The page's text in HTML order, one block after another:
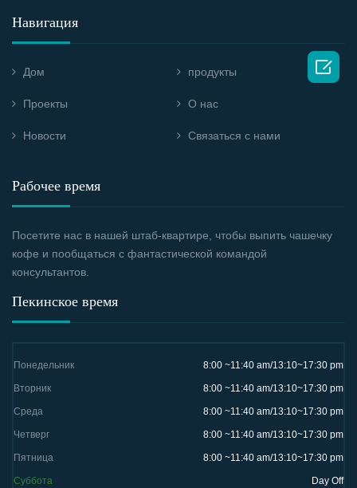
Навигация
Дом продукты
Проекты О нас
Новости Связаться с нами
Рабочее время
Посетите нас в нашей штаб-квартире, чтобы выпить чашечку
кофе и пообщаться с фантастической командой
консультантов.
Пекинское время
Понедельник 8:00 ~11:40 am/13:10~17:30 pm
Вторник 8:00 ~11:40 am/13:10~17:30 pm
Среда 8:00 ~11:40 am/13:10~17:30 pm
Четверг 8:00 ~11:40 am/13:10~17:30 pm
Пятница 8:00 ~11:40 am/13:10~17:30 pm
Суббота Day Off
